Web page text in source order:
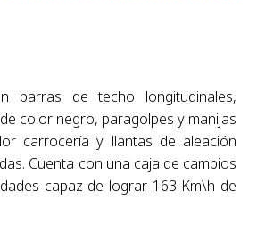
barras de techo longitudinales,
color negro, paragolpes y manijas
carrocería y llantas de aleación
Cuenta con una caja de cambios
capaz de lograr 163 Km\h de